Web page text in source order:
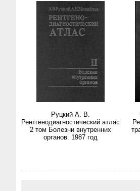
Руцкий А. В.
Рентгенодиагностический атлас
2 том Болезни внутренних
органов. 1987 год